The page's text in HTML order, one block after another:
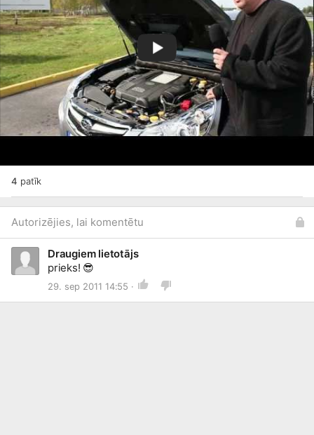
4 patīk
Autorizējies, lai komentētu
Draugiem lietotājs
prieks! 😎
29. sep 2011 14:55 ·